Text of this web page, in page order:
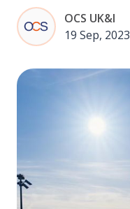
OCS UK&I
19 Sep, 2023